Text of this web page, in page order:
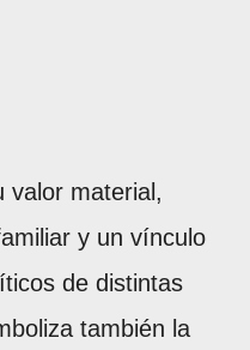
valor material,
y un vínculo
de distintas
también la